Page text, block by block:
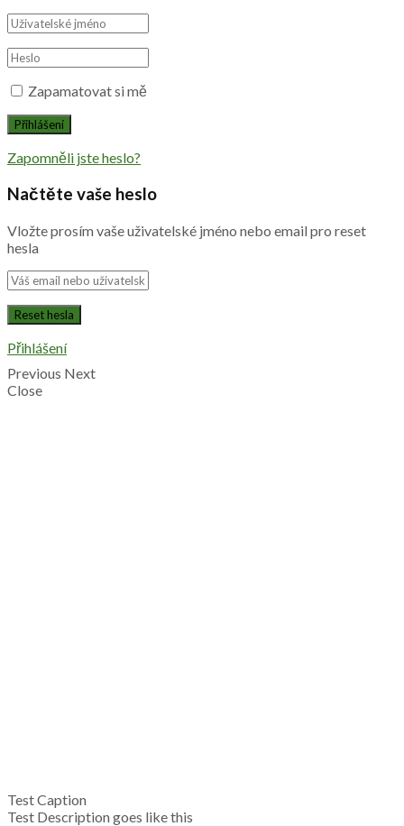
Zapamatovat si mě
Zapomněli jste heslo?
Načtěte vaše heslo
Vložte prosím vaše uživatelské jméno nebo email pro reset
hesla
Přihlášení
Previous Next
Close
Test Caption
Test Description goes like this